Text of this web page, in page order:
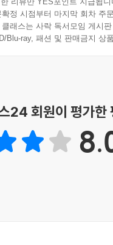
, 이념적 다양성, 눈부신
혁을 전부 뒤집으면서
총서기라는 단 하나의 직
중국 역사에서 수직적 자
민주주의는 배제했지만
지했던(송나라) 중국은
Question)] 콜럼버
이 품었을 의문 역시 이
된 이후 오늘날 가오카
았고 관료제 외부에서 ‘
위의 땅으로 ‘아웃소싱’
한 교과서가 될 것이다.
정 시점부터 마지막 회차 주
래스는 사락 독서모임 게시
Blu-ray, 패션 및 판매금지 상
24 회원이 평가한